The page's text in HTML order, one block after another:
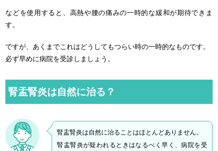
などを使用すると、高熱や腰の痛みの一時的な緩和が期待できま
す。
ですが、あくまでこれはどうしてもつらい時の一時的なものです。
必ず早めに病院を受診しましょう。
腎盂腎炎は自然に治る？
腎盂腎炎は自然に治ることはほとんどありません。
腎盂腎炎が疑われるときはなるべく早く、病院を受